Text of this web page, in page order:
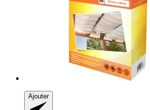
Ajouter